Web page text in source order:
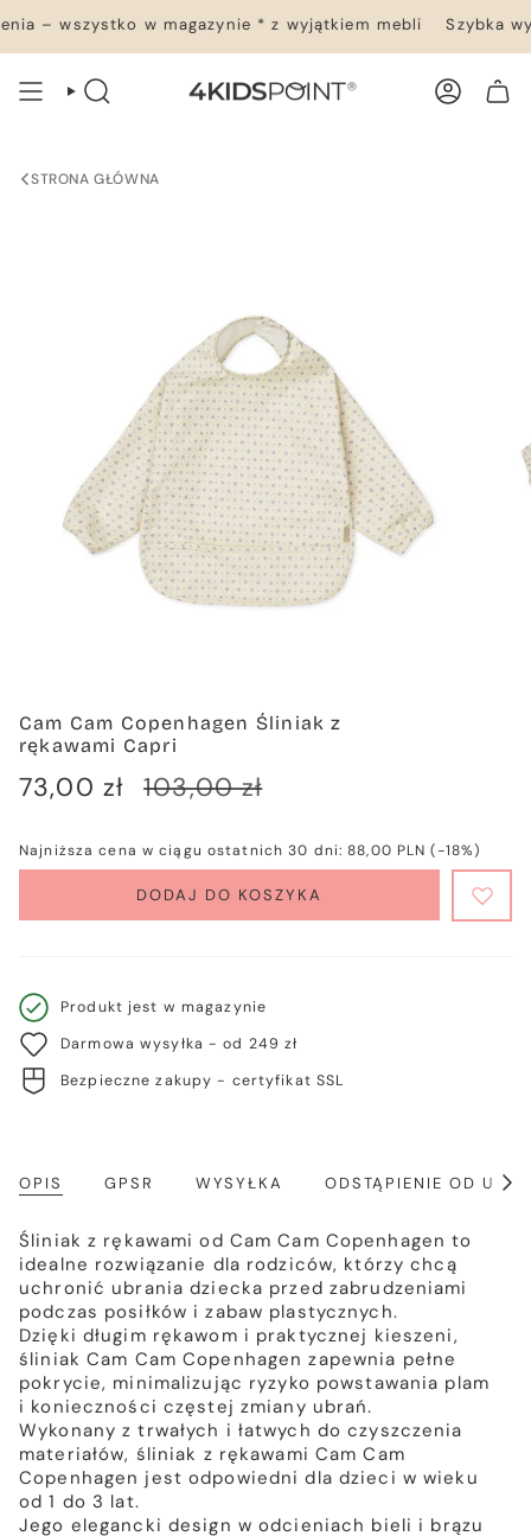
do
treści
– wszystko w magazynie * z wyjątkiem mebli Szybka
WYSZUKIWANIE KONTO
STRONA GŁÓWNA
Cam Cam Copenhagen Śliniak z
rękawami Capri
Cena
73,00 zł
Cena
103,00 zł
Najniższa cena w ciągu ostatnich 30 dni:88,00 PLN (-18%)
DODAJ DO KOSZYKA
Produkt jest w magazynie
Darmowa wysyłka - od 249 zł
Bezpieczne zakupy - certyfikat SSL
OPIS GPSR WYSYŁKA ODSTĄPIENIE OD
Śliniak z rękawami od Cam Cam Copenhagen to
idealne rozwiązanie dla rodziców, którzy chcą
uchronić ubrania dziecka przed zabrudzeniami
podczas posiłków i zabaw plastycznych.
Dzięki długim rękawom i praktycznej kieszeni,
śliniak Cam Cam Copenhagen zapewnia pełne
pokrycie, minimalizując ryzyko powstawania plam
i konieczności częstej zmiany ubrań.
Wykonany z trwałych i łatwych do czyszczenia
materiałów, śliniak z rękawami Cam Cam
Copenhagen jest odpowiedni dla dzieci w wieku
od 1 do 3 lat.
Jego elegancki design w odcieniach bieli i brązu